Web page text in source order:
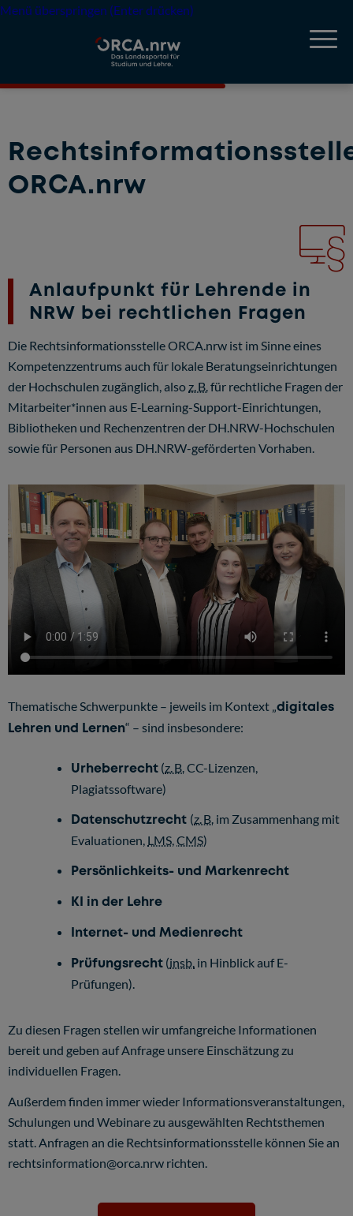
Menü überspringen (Enter drücken)
ORCA.nrw
Anlaufpunkt für Lehrende in
NRW bei rechtlichen Fragen
Die Rechtsinformationsstelle ORCA.nrw ist im Sinne eines
Kompetenzzentrums auch für lokale Beratungseinrichtungen
der Hochschulen zugänglich, alsoz. B. für rechtliche Fragen der
Mitarbeiter*innen aus E‑Learning-Support-Einrichtungen,
Bibliotheken und Rechenzentren der DH.NRW-Hochschulen
sowie für Personen aus DH.NRW-geförderten Vorhaben.
Thematische Schwerpunkte – jeweils im Kontext „digitales
Lehren und Lernen“ – sind insbesondere:
Urheberrecht (z. B. CC-Lizenzen,
Plagiatssoftware)
Datenschutzrecht (z. B. im Zusammenhang mit
Evaluationen, LMS CMS)
Persönlichkeits- und Markenrecht
KI in der Lehre
Internet- und Medienrecht
Prüfungsrecht (insb. in Hinblick auf E-
Prüfungen).
Zu diesen Fragen stellen wir umfangreiche Informationen
bereit und geben auf Anfrage unsere Einschätzung zu
individuellen Fragen.
Außerdem finden immer wieder Informationsveranstaltungen,
Schulungen und Webinare zu ausgewählten Rechtsthemen
statt. Anfragen an die Rechtsinformationsstelle können Sie an
rechtsinformation@orca.nrw richten.